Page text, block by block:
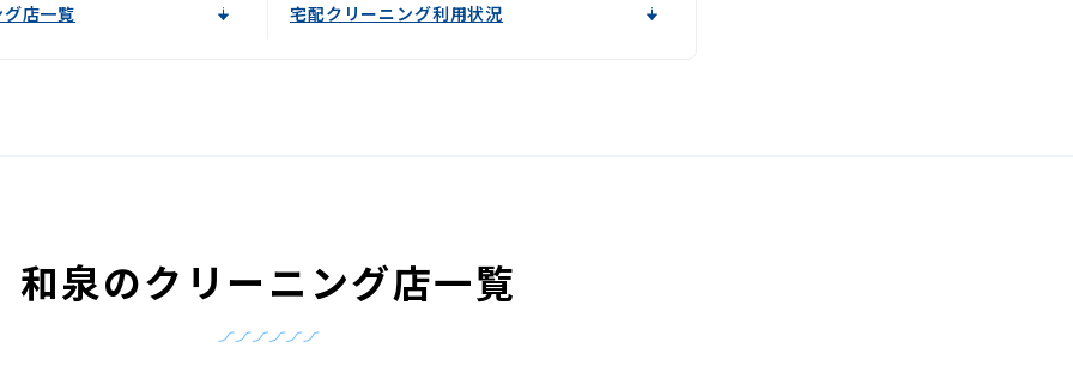
店一覧 宅配クリーニング利用状況
和泉のクリーニング店一覧